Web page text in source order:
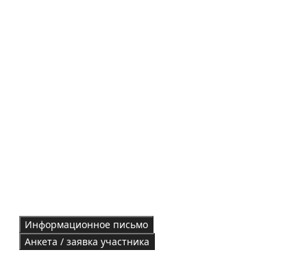
Информационное письмо
Анкета / заявка участника